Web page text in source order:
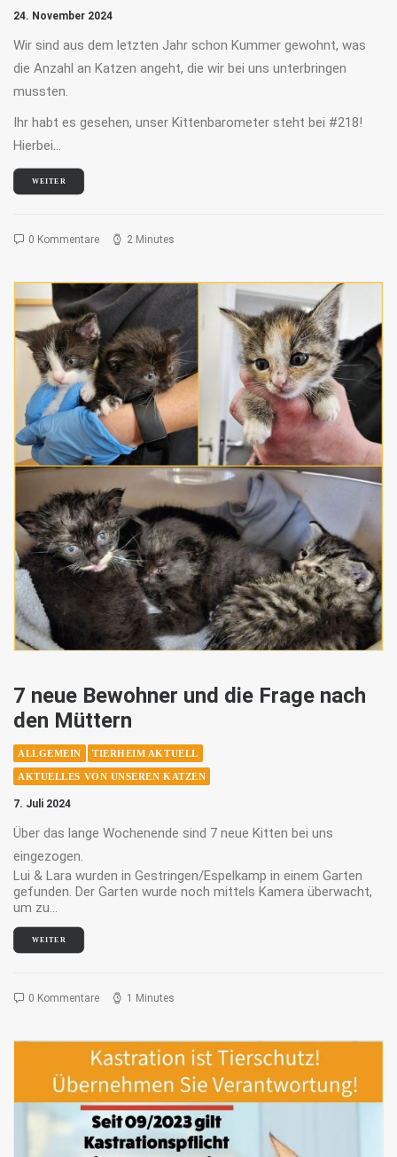
24. November 2024
Wir sind aus dem letzten Jahr schon Kummer gewohnt, was
die Anzahl an Katzen angeht, die wir bei uns unterbringen
mussten.
Ihr habt es gesehen, unser Kittenbarometer steht bei #218!
Hierbei…
WEITER
0 Kommentare 2 Minutes
7 neue Bewohner und die Frage nach
den Müttern
ALLGEMEIN TIERHEIM AKTUELL
AKTUELLES VON UNSEREN KATZEN
7. Juli 2024
Über das lange Wochenende sind 7 neue Kitten bei uns
eingezogen.
Lui & Lara wurden in Gestringen/Espelkamp in einem Garten
gefunden. Der Garten wurde noch mittels Kamera überwacht,
um zu…
WEITER
0 Kommentare 1 Minutes